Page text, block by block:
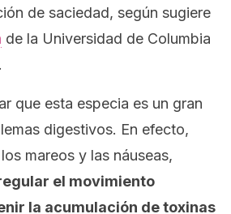
de saciedad, según sugiere
de la Universidad de Columbia
que esta especia es un gran
digestivos. En efecto,
mareos y las náuseas,
el movimiento
la acumulación de toxinas